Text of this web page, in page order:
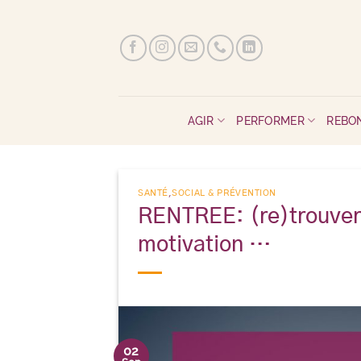
AGIR PERFORMER
SANTÉ ,SOCIAL & PRÉVENTION
RENTREE:
motivation …
02